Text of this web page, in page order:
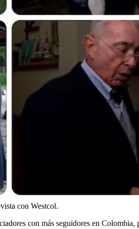
con Westcol.
con más seguidores en